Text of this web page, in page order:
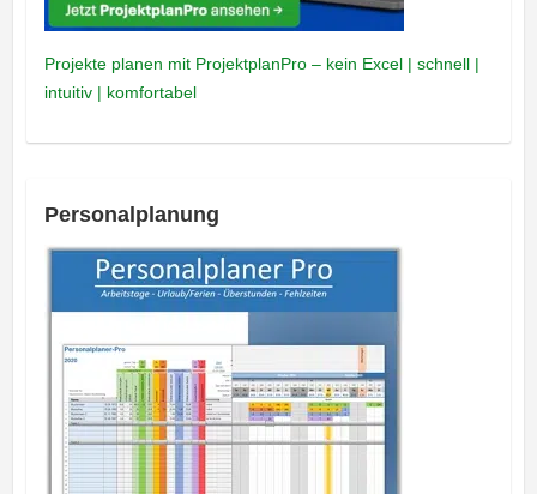
Projekte planen mit ProjektplanPro – kein Excel | schnell |
intuitiv | komfortabel
Personalplanung